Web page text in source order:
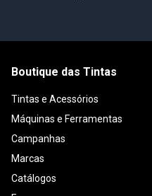
Boutique das Tintas
Tintas e Acessórios
Máquinas e Ferramentas
Campanhas
Marcas
Catálogos